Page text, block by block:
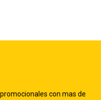
con mas de